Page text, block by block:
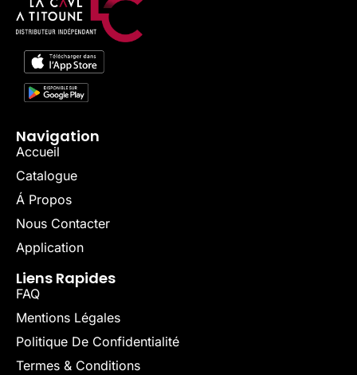
Navigation
Accueil
Catalogue
Á Propos
Nous Contacter
Application
Liens Rapides
FAQ
Mentions Légales
Politique De Confidentialité
Termes & Conditions